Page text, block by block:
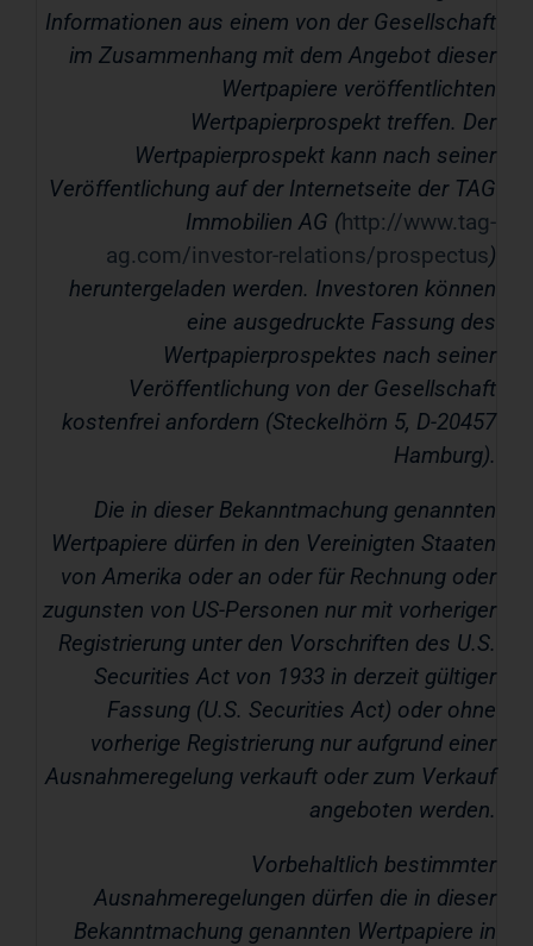
Informationen aus einem von der Gesellschaft
im Zusammenhang mit dem Angebot dieser
Wertpapiere veröffentlichten
Wertpapierprospekt treffen. Der
Wertpapierprospekt kann nach seiner
Veröffentlichung auf der Internetseite der TAG
Immobilien AG (http://www.tag-
ag.com/investor-relations/prospectus)
heruntergeladen werden. Investoren können
eine ausgedruckte Fassung des
Wertpapierprospektes nach seiner
Veröffentlichung von der Gesellschaft
kostenfrei anfordern (Steckelhörn 5, D-20457
Hamburg).
Die in dieser Bekanntmachung genannten
Wertpapiere dürfen in den Vereinigten Staaten
von Amerika oder an oder für Rechnung oder
zugunsten von US-Personen nur mit vorheriger
Registrierung unter den Vorschriften des U.S.
Securities Act von 1933 in derzeit gültiger
Fassung (U.S. Securities Act) oder ohne
vorherige Registrierung nur aufgrund einer
Ausnahmeregelung verkauft oder zum Verkauf
angeboten werden.
Vorbehaltlich bestimmter
Ausnahmeregelungen dürfen die in dieser
Bekanntmachung genannten Wertpapiere in